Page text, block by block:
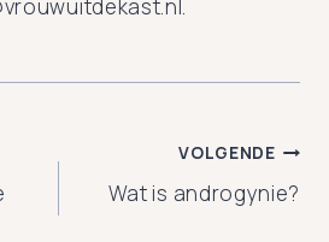
VOLGENDE
Wat is androgynie?